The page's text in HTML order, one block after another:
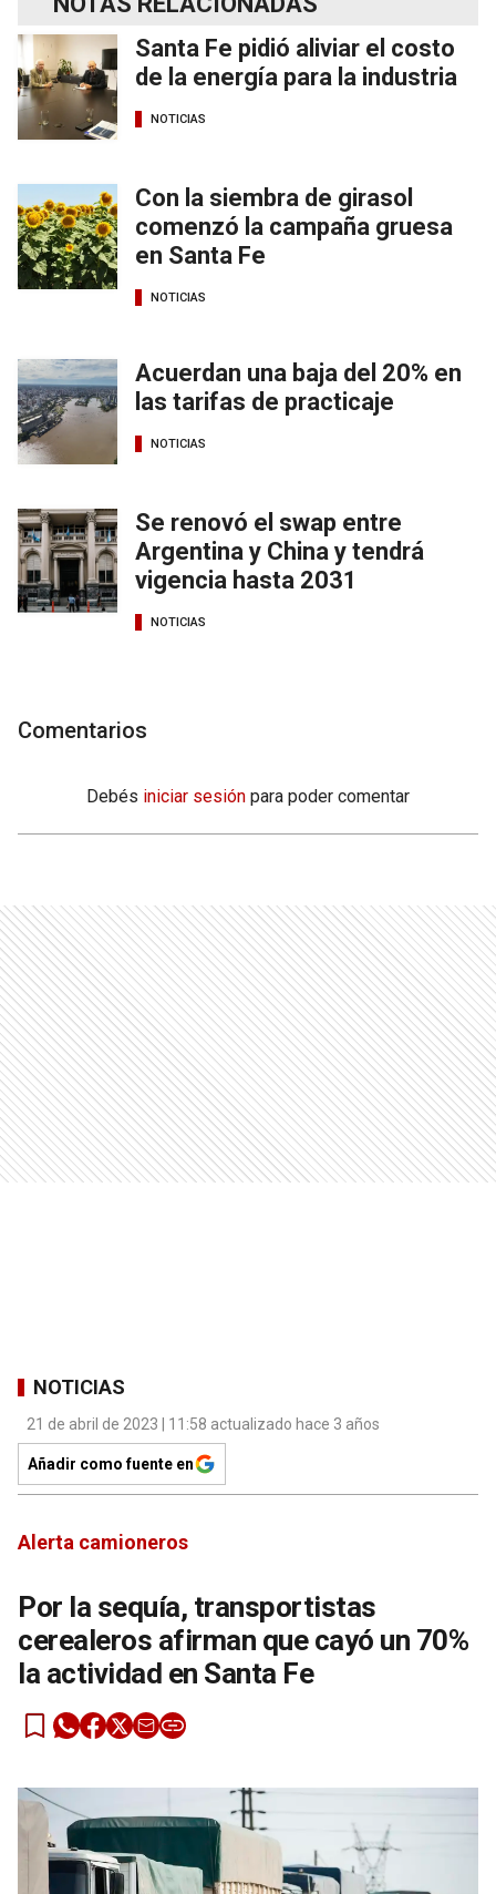
Santa Fe pidió aliviar el costo
de la energía para la industria
NOTICIAS
Con la siembra de girasol
comenzó la campaña gruesa
en Santa Fe
NOTICIAS
Acuerdan una baja del 20% en
las tarifas de practicaje
NOTICIAS
Se renovó el swap entre
Argentina y China y tendrá
vigencia hasta 2031
NOTICIAS
Comentarios
Debés iniciar sesión para poder comentar
NOTICIAS
21 de abril de 2023 | 11:58 actualizado hace 3 años
Añadir como fuente en
Alerta camioneros
Por la sequía, transportistas
cerealeros afirman que cayó un 70%
la actividad en Santa Fe